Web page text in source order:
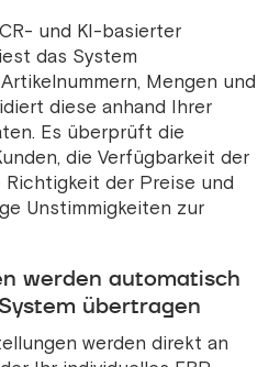
und KI-basierter
das System
Mengen und
diese anhand Ihrer
Es überprüft die
die Verfügbarkeit der
Richtigkeit der Preise und
Unstimmigkeiten zur
werden automatisch
übertragen
werden direkt an